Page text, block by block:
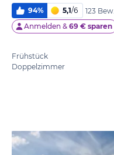
94% 5,1/6
123 Bew.
Anmelden & 69 € sparen
Frühstück
Doppelzimmer